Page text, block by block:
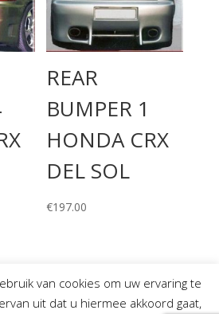
REAR
BUMPER 1
HONDA CRX
DEL SOL
€197.00
van cookies om uw ervaring te
uit dat u hiermee akkoord gaat,